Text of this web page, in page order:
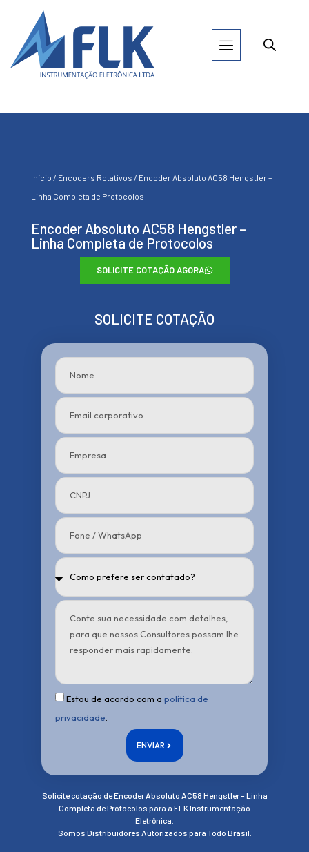
Início / Encoders Rotativos / Encoder Absoluto AC58 Hengstler –
Linha Completa de Protocolos
Encoder Absoluto AC58 Hengstler –
Linha Completa de Protocolos
SOLICITE COTAÇÃO AGORA
SOLICITE COTAÇÃO
Estou de acordo com a política de
privacidade
ENVIAR
Solicite cotação de Encoder Absoluto AC58 Hengstler – Linha
Completa de Protocolos para a FLK Instrumentação
Eletrônica.
Somos Distribuidores Autorizados para Todo Brasil.